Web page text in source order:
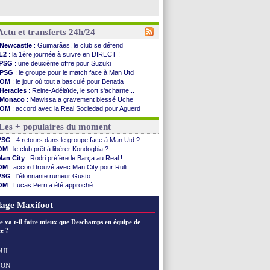
et transferts 24h/24
Newcastle : Guimarães, le club se défend
: la 1ère journée à suivre en DIRECT !
: une deuxième offre pour Suzuki
PSG : le groupe pour le match face à Man Utd
OM : le jour où tout a basculé pour Benatia
Heracles : Reine-Adélaïde, le sort s'acharne...
Monaco : Mawissa a gravement blessé Uche
OM : accord avec la Real Sociedad pour Aguerd
Barça: Araujo va partir en prêt à Liverpool
OM: Côme pousse pour Gouiri
Man Utd: le groupe pour défier le PSG
: Caen premier leader
: Højbjerg, son agent maintient le suspense
: Gouiri évoque son avenir
: le transfert d'Asllani tombe à l'eau
: 1ère utilisation du Football Video Support
: Benatia envoie une pique à Longoria
: la dernière saison de Fonseca ?
: un gardien norvégien en approche ?
+ populaires du moment
: 4 retours dans le groupe face à Man Utd ?
: le club prêt à libérer Kondogbia ?
City : Rodri préfère le Barça au Real !
: accord trouvé avec Man City pour Rulli
: l'étonnante rumeur Gusto
: Lucas Perri a été approché
: Owori battu à mort à Kampala
Maxifoot
va t-il faire mieux que Deschamps en équipe de
?